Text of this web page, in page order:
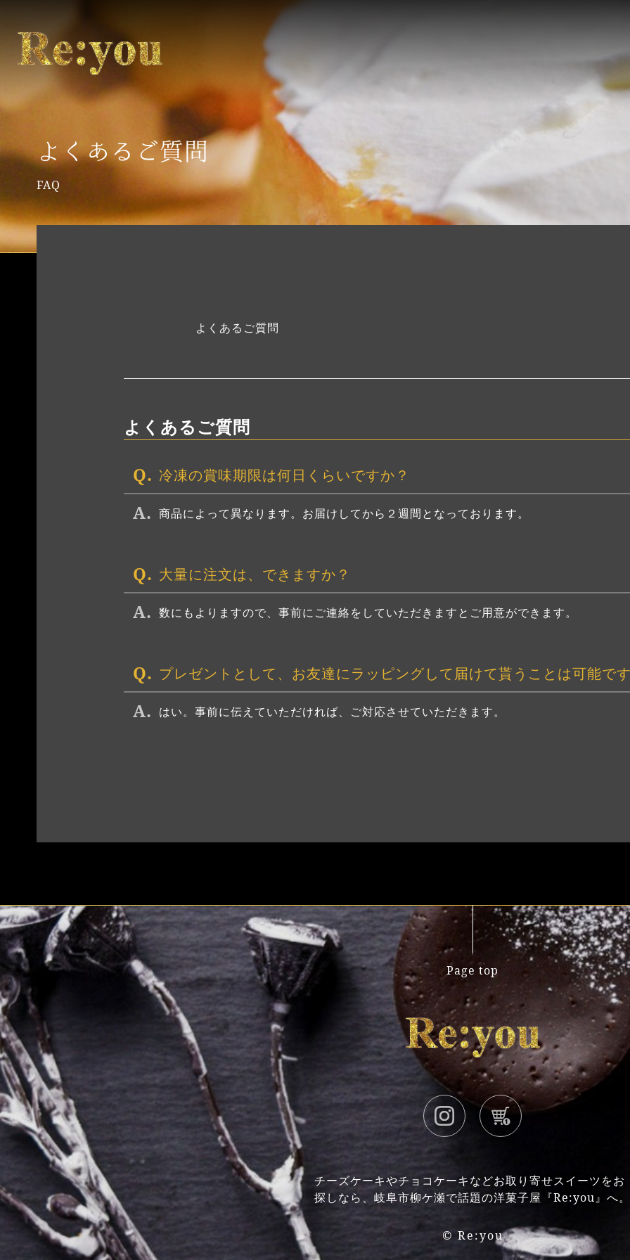
よくあるご質問
FAQ
よくあるご質問
よくあるご質問
冷凍の賞味期限は何日くらいですか？
商品によって異なります。お届けしてから２週間となっております。
大量に注文は、できますか？
数にもよりますので、事前にご連絡をしていただきますとご用意ができます。
プレゼントとして、お友達にラッピングして届けて貰うことは可能で
はい。事前に伝えていただければ、ご対応させていただきます。
Page top
チーズケーキやチョコケーキなどお取り寄せスイーツをお
探しなら、岐阜市柳ケ瀬で話題の洋菓子屋『Re:you』へ。
© Re:you